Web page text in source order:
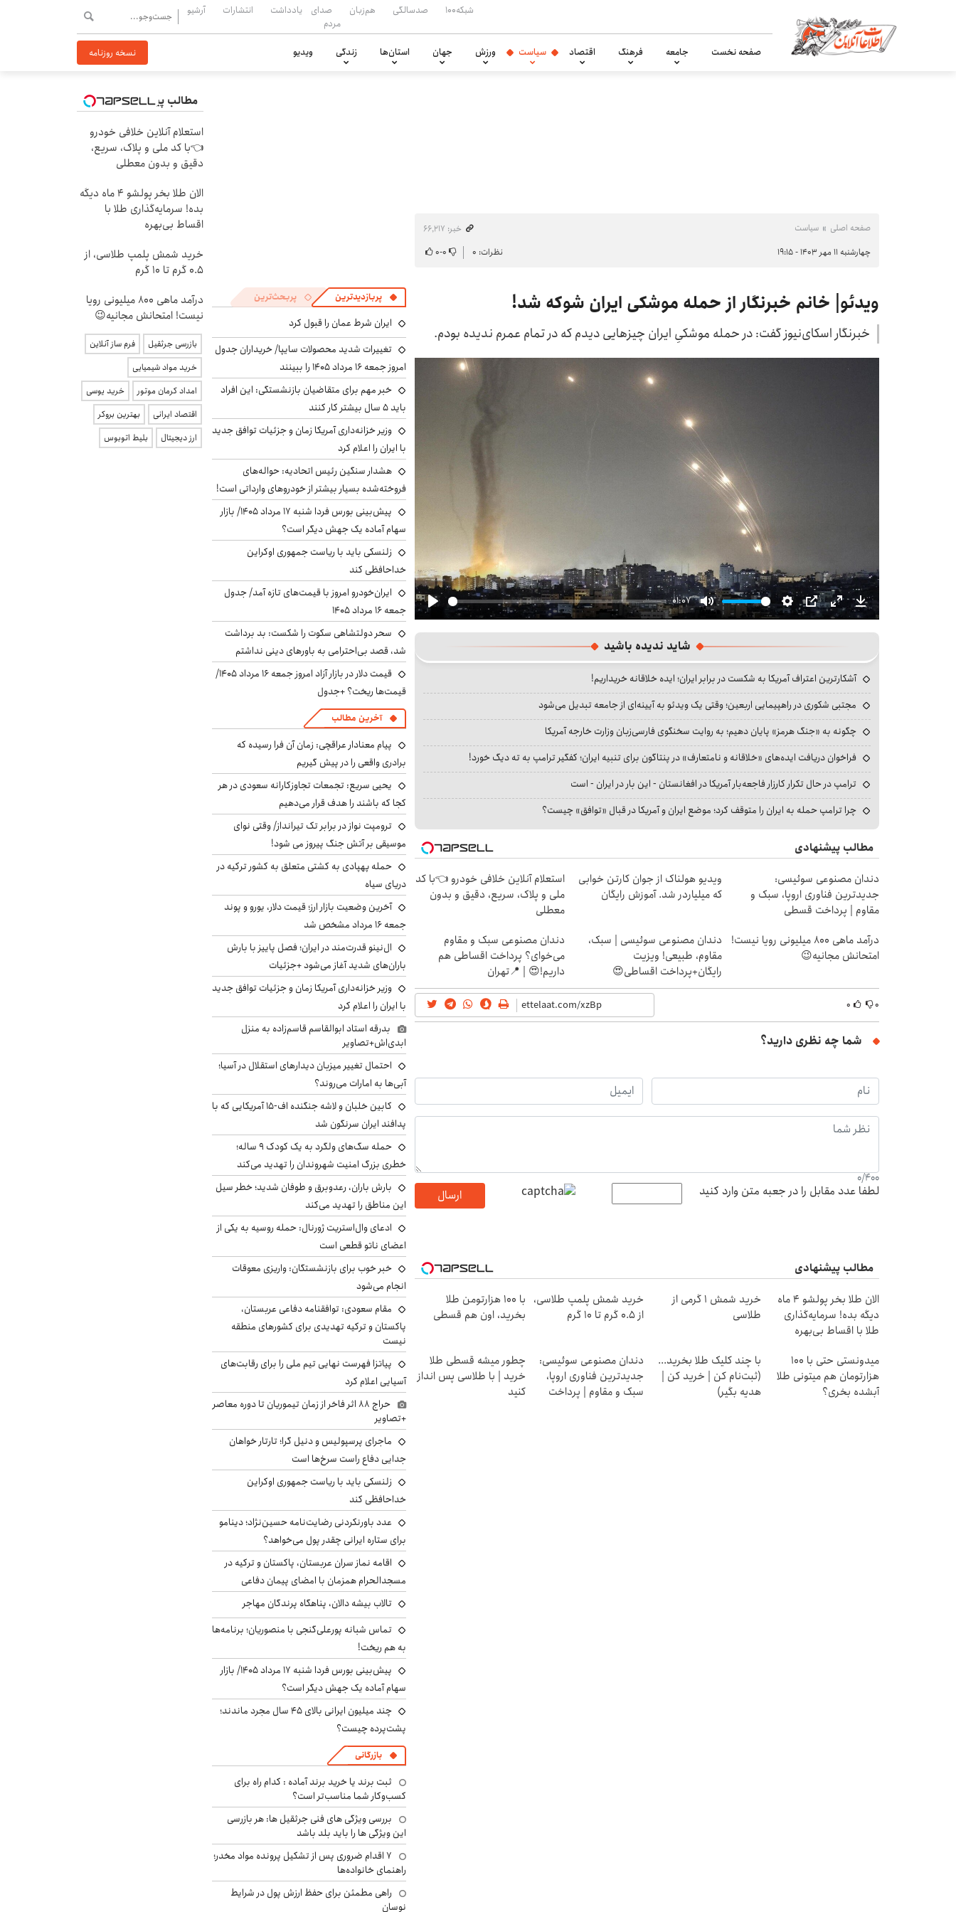
شبکه۱۰۰ صدسالگی هم‌زبان
صدای
مردم
یادداشت انتشارات آرشیو
صفحه نخست جامعه فرهنگ اقتصاد سیاست ورزش جهان استان‌ها زندگی ویدیو نسخه روزنامه
صفحه اصلی سیاست
خبر: ۶۶٬۲۱۷
چهارشنبه ۱۱ مهر ۱۴۰۳ - ۱۹:۱۵
نظرات: ۰ ۰-۰
ویدئو| خانم خبرنگار از حمله موشکی ایران شوکه شد!
خبرنگار اسکای‌نیوز گفت: در حمله موشکیِ ایران چیزهایی دیدم که در تمام عمرم ندیده بودم.
Play
01:07
Mute Settings
PIP Enter
fullscreen
Download
شاید ندیده باشید
آشکارترین اعتراف آمریکا به شکست در برابر ایران؛ ایده خلاقانه خریداریم!
مجتبی شکوری در راهپیمایی اربعین؛ وقتی یک ویدئو به آیینه‌ای از جامعه تبدیل می‌شود
چگونه به «جنگ هرمز» پایان دهیم؛ به روایت سخنگوی فارسی‌زبان وزارت خارجه آمریکا
فراخوان دریافت ایده‌های «خلاقانه و نامتعارف» در پنتاگون برای تنبیه ایران؛ کفگیر ترامپ به ته دیگ خورد!
ترامپ در حال تکرار کارزار فاجعه‌بار آمریکا در افغانستان - این بار در ایران - است
چرا ترامپ حمله به ایران را متوقف کرد؛ موضع ایران و آمریکا در قبال «توافق» چیست؟
مطالب پیشنهادی
دندان مصنوعی سوئیسی:
جدیدترین فناوری اروپا، سبک و
مقاوم | پرداخت قسطی
ویدیو هولناک از جوان کارتن خوابی
که میلیاردر شد. آموزش رایگان
استعلام آنلاین خلافی خودرو 👈با کد
ملی و پلاک، سریع، دقیق و بدون
معطلی
درآمد ماهی 800 میلیونی رویا نیست!
امتحانش مجانیه😉
دندان مصنوعی سوئیسی | سبک،
مقاوم، طبیعی! ویزیت
رایگان+پرداخت اقساطی😍
دندان مصنوعی سبک و مقاوم
می‌خوای؟ پرداخت اقساطی هم
داریم!😍 | 📍تهران
۰ ۰
شما چه نظری دارید؟
0/400
لطفا عدد مقابل را در جعبه متن وارد کنید ارسال
مطالب پیشنهادی
الان طلا بخر پولشو 4 ماه
دیگه بده! سرمایه‌گذاری
طلا با اقساط بی‌بهره
خرید شمش 1 گرمی از
طلاسی
خرید شمش پلمپ طلاسی،
از ۰.۵ گرم تا ۱۰ گرم
با ۱۰۰ هزارتومن طلا
بخرید، اون هم قسطی
میدونستی حتی با ۱۰۰
هزارتومان هم میتونی طلا
آبشده بخری؟
با چند کلیک طلا بخرید...
(ثبت‌نام کن | خرید کن |
هدیه بگیر)
دندان مصنوعی سوئیسی:
جدیدترین فناوری اروپا،
سبک و مقاوم | پرداخت
چطور میشه قسطی طلا
خرید | با طلاسی پس انداز
کنید
پربازدیدترین پربحث‌ترین
ایران شرط عمان را قبول کرد
تغییرات شدید محصولات سایپا/ خریداران جدول
امروز جمعه ۱۶ مرداد ۱۴۰۵ را ببینند
خبر مهم برای متقاضیان بازنشستگی: این افراد
باید ۵ سال بیشتر کار کنند
وزیر خزانه‌داری آمریکا زمان و جزئیات توافق جدید
با ایران را اعلام کرد
هشدار سنگین رئیس اتحادیه: حواله‌های
فروخته‌شده بسیار بیشتر از خودروهای وارداتی است!
پیش‌بینی بورس فردا شنبه ۱۷ مرداد ۱۴۰۵/ بازار
سهام آماده یک جهش دیگر است؟
زلنسکی باید با ریاست جمهوری اوکراین
خداحافظی کند
ایران‌خودرو امروز با قیمت‌های تازه آمد/ جدول
جمعه ۱۶ مرداد ۱۴۰۵
سحر دولتشاهی سکوت را شکست: بد برداشت
شد، قصد بی‌احترامی به باورهای دینی نداشتم
قیمت دلار در بازار آزاد امروز جمعه ۱۶ مرداد ۱۴۰۵/
قیمت‌ها ریخت؟ +جدول
آخرین مطالب
پیام معنادار عراقچی: زمان آن فرا رسیده که
برادری واقعی را در پیش گیریم
یحیی سریع: تجمعات تجاوزکارانه سعودی در هر
کجا که باشند را هدف قرار می‌دهیم
ترومپت نواز در برابر تک تیرانداز/ وقتی نوای
موسیقی بر آتش جنگ پیروز می شود!
حمله پهپادی به کشتی متعلق به کشور ترکیه در
دریای سیاه
آخرین وضعیت بازار ارز؛ قیمت دلار، یورو و پوند
جمعه ۱۶ مرداد مشخص شد
ال‌نینو قدرت‌مند در ایران؛ فصل پاییز با بارش
باران‌های شدید آغاز می‌شود +جزئیات
وزیر خزانه‌داری آمریکا زمان و جزئیات توافق جدید
با ایران را اعلام کرد
بدرقه استاد ابوالقاسم قاسم‌زاده به منزل
ابدی‌اش+تصاویر
احتمال تغییر میزبان دیدارهای استقلال در آسیا؛
آبی‌ها به امارات می‌روند؟
کابین خلبان و لاشه جنگنده اف-۱۵ آمریکایی که با
پدافند ایران سرنگون شد
حمله سگ‌های ولگرد به یک کودک ۹ ساله؛
خطری بزرگ امنیت شهروندان را تهدید می‌کند
بارش باران، رعدوبرق و طوفان شدید؛ خطر سیل
این مناطق را تهدید می‌کند
ادعای وال‌استریت ژورنال: حمله روسیه به یکی از
اعضای ناتو قطعی است
خبر خوب برای بازنشستگان: واریزی معوقات
انجام می‌شود
مقام سعودی: توافقنامه دفاعی عربستان،
پاکستان و ترکیه تهدیدی برای کشورهای منطقه
نیست
پیاتزا فهرست نهایی تیم ملی را برای رقابت‌های
آسیایی اعلام کرد
حراج ۸۸ اثر فاخر از زمان تیموریان تا دوره معاصر
+تصاویر
ماجرای پرسپولیس و دنیل گرا؛ تارتار خواهان
جدایی دفاع راست سرخ‌ها است
زلنسکی باید با ریاست جمهوری اوکراین
خداحافظی کند
عدد باورنکردنی رضایت‌نامه حسین‌نژاد؛ دینامو
برای ستاره ایرانی چقدر پول می‌خواهد؟
اقامه نماز سران عربستان، پاکستان و ترکیه در
مسجدالحرام همزمان با امضای پیمان دفاعی
تالاب بیشه دالان، پناهگاه پرندگان مهاجر
تماس شبانه پورعلی‌گنجی با منصوریان؛ برنامه‌ها
به هم ریخت!
پیش‌بینی بورس فردا شنبه ۱۷ مرداد ۱۴۰۵/ بازار
سهام آماده یک جهش دیگر است؟
چند میلیون ایرانی بالای ۴۵ سال مجرد ماندند؛
پشت‌پرده چیست؟
بازرگانی
ثبت برند یا خرید برند آماده : کدام راه برای
کسب‌وکار شما مناسب‌تر است؟
بررسی ویژگی های فنی جرثقیل ها: هر بازرسی
این ویژگی ها را باید بلد باشد
۷ اقدام ضروری پس از تشکیل پرونده مواد مخدر؛
راهنمای خانواده‌ها
راهی مطمئن برای حفظ ارزش پول در شرایط
نوسان
مطالب پیشنهادی
استعلام آنلاین خلافی خودرو
👈با کد ملی و پلاک، سریع،
دقیق و بدون معطلی
الان طلا بخر پولشو 4 ماه دیگه
بده! سرمایه‌گذاری طلا با
اقساط بی‌بهره
خرید شمش پلمپ طلاسی، از
۰.۵ گرم تا ۱۰ گرم
درآمد ماهی 800 میلیونی رویا
نیست! امتحانش مجانیه😉
بازرسی جرثقیل
فرم ساز آنلاین
خرید مواد شیمیایی
امداد کرمان موتور
خرید یوسی
اقتصاد ایرانی
بهترین بروکر
ارز دیجیتال
بلیط اتوبوس